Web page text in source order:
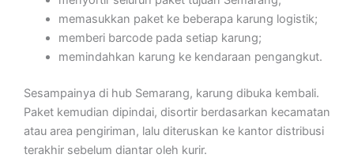
memasukkan paket ke beberapa karung logistik;
memberi barcode pada setiap karung;
memindahkan karung ke kendaraan pengangkut.
Sesampainya di hub Semarang, karung dibuka kembali.
Paket kemudian dipindai, disortir berdasarkan kecamatan
atau area pengiriman, lalu diteruskan ke kantor distribusi
terakhir sebelum diantar oleh kurir.